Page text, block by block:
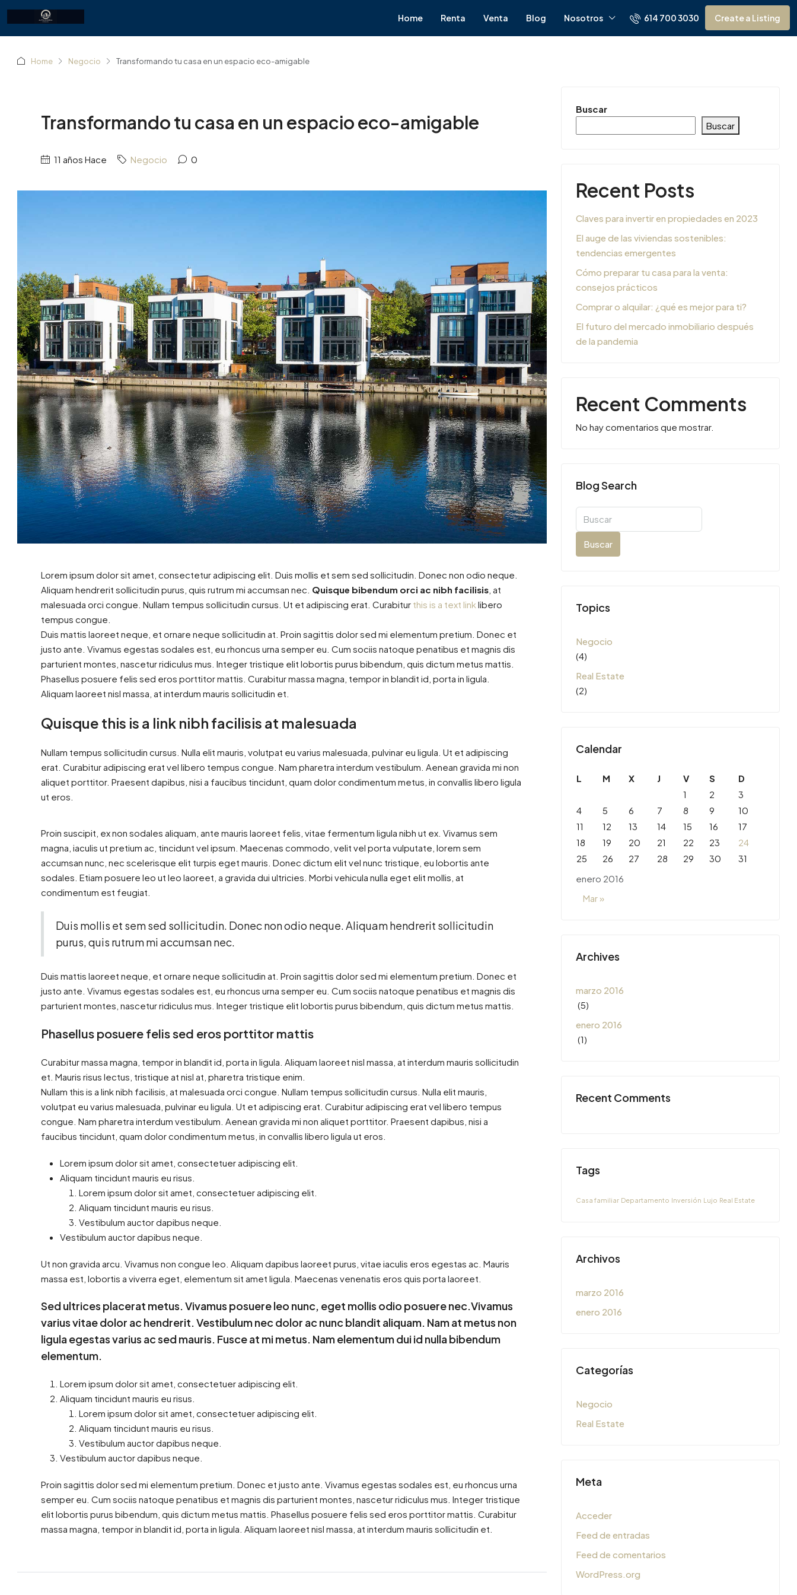
Home Renta Venta Blog Nosotros 614 700 3030 Create a Listing
Home Negocio Transformando tu casa en un espacio eco-amigable
Transformando tu casa en un espacio eco-amigable
11 años Hace Negocio 0
Lorem ipsum dolor sit amet, consectetur adipiscing elit. Duis mollis et sem sed sollicitudin. Donec non odio neque.
Aliquam hendrerit sollicitudin purus, quis rutrum mi accumsan nec. Quisque bibendum orci ac nibh facilisis , at
malesuada orci congue. Nullam tempus sollicitudin cursus. Ut et adipiscing erat. Curabitur this is a text link libero
tempus congue.
Duis mattis laoreet neque, et ornare neque sollicitudin at. Proin sagittis dolor sed mi elementum pretium. Donec et
justo ante. Vivamus egestas sodales est, eu rhoncus urna semper eu. Cum sociis natoque penatibus et magnis dis
parturient montes, nascetur ridiculus mus. Integer tristique elit lobortis purus bibendum, quis dictum metus mattis.
Phasellus posuere felis sed eros porttitor mattis. Curabitur massa magna, tempor in blandit id, porta in ligula.
Aliquam laoreet nisl massa, at interdum mauris sollicitudin et.
Quisque this is a link nibh facilisis at malesuada
Nullam tempus sollicitudin cursus. Nulla elit mauris, volutpat eu varius malesuada, pulvinar eu ligula. Ut et adipiscing
erat. Curabitur adipiscing erat vel libero tempus congue. Nam pharetra interdum vestibulum. Aenean gravida mi non
aliquet porttitor. Praesent dapibus, nisi a faucibus tincidunt, quam dolor condimentum metus, in convallis libero ligula
ut eros.
Proin suscipit, ex non sodales aliquam, ante mauris laoreet felis, vitae fermentum ligula nibh ut ex. Vivamus sem
magna, iaculis ut pretium ac, tincidunt vel ipsum. Maecenas commodo, velit vel porta vulputate, lorem sem
accumsan nunc, nec scelerisque elit turpis eget mauris. Donec dictum elit vel nunc tristique, eu lobortis ante
sodales. Etiam posuere leo ut leo laoreet, a gravida dui ultricies. Morbi vehicula nulla eget elit mollis, at
condimentum est feugiat.
Duis mollis et sem sed sollicitudin. Donec non odio neque. Aliquam hendrerit sollicitudin
purus, quis rutrum mi accumsan nec.
Duis mattis laoreet neque, et ornare neque sollicitudin at. Proin sagittis dolor sed mi elementum pretium. Donec et
justo ante. Vivamus egestas sodales est, eu rhoncus urna semper eu. Cum sociis natoque penatibus et magnis dis
parturient montes, nascetur ridiculus mus. Integer tristique elit lobortis purus bibendum, quis dictum metus mattis.
Phasellus posuere felis sed eros porttitor mattis
Curabitur massa magna, tempor in blandit id, porta in ligula. Aliquam laoreet nisl massa, at interdum mauris sollicitudin
et. Mauris risus lectus, tristique at nisl at, pharetra tristique enim.
Nullam this is a link nibh facilisis, at malesuada orci congue. Nullam tempus sollicitudin cursus. Nulla elit mauris,
volutpat eu varius malesuada, pulvinar eu ligula. Ut et adipiscing erat. Curabitur adipiscing erat vel libero tempus
congue. Nam pharetra interdum vestibulum. Aenean gravida mi non aliquet porttitor. Praesent dapibus, nisi a
faucibus tincidunt, quam dolor condimentum metus, in convallis libero ligula ut eros.
Lorem ipsum dolor sit amet, consectetuer adipiscing elit.
Aliquam tincidunt mauris eu risus.
Lorem ipsum dolor sit amet, consectetuer adipiscing elit.
Aliquam tincidunt mauris eu risus.
Vestibulum auctor dapibus neque.
Vestibulum auctor dapibus neque.
Ut non gravida arcu. Vivamus non congue leo. Aliquam dapibus laoreet purus, vitae iaculis eros egestas ac. Mauris
massa est, lobortis a viverra eget, elementum sit amet ligula. Maecenas venenatis eros quis porta laoreet.
Sed ultrices placerat metus. Vivamus posuere leo nunc, eget mollis odio posuere nec.Vivamus
varius vitae dolor ac hendrerit. Vestibulum nec dolor ac nunc blandit aliquam. Nam at metus non
ligula egestas varius ac sed mauris. Fusce at mi metus. Nam elementum dui id nulla bibendum
elementum.
Lorem ipsum dolor sit amet, consectetuer adipiscing elit.
Aliquam tincidunt mauris eu risus.
Lorem ipsum dolor sit amet, consectetuer adipiscing elit.
Aliquam tincidunt mauris eu risus.
Vestibulum auctor dapibus neque.
Vestibulum auctor dapibus neque.
Proin sagittis dolor sed mi elementum pretium. Donec et justo ante. Vivamus egestas sodales est, eu rhoncus urna
semper eu. Cum sociis natoque penatibus et magnis dis parturient montes, nascetur ridiculus mus. Integer tristique
elit lobortis purus bibendum, quis dictum metus mattis. Phasellus posuere felis sed eros porttitor mattis. Curabitur
massa magna, tempor in blandit id, porta in ligula. Aliquam laoreet nisl massa, at interdum mauris sollicitudin et.
Buscar
Buscar
Recent Posts
Claves para invertir en propiedades en 2023
El auge de las viviendas sostenibles:
tendencias emergentes
Cómo preparar tu casa para la venta:
consejos prácticos
Comprar o alquilar: ¿qué es mejor para ti?
El futuro del mercado inmobiliario después
de la pandemia
Recent Comments
No hay comentarios que mostrar.
Blog Search
Buscar
Topics
Negocio
(4)
Real Estate
(2)
Calendar
enero 2016
L M X J V S
D
1
2
3
4
5 6 7 8 9
10
11
12 13 14 15 16
17
18
19 20 21 22 23
24
25
26 27 28 29 30 31
Mar »
Archives
marzo 2016
(5)
enero 2016
(1)
Recent Comments
Tags
Casa familiar Departamento Inversión Lujo Real Estate
Archivos
marzo 2016
enero 2016
Categorías
Negocio
Real Estate
Meta
Acceder
Feed de entradas
Feed de comentarios
WordPress.org